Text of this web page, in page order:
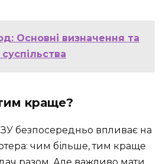
Основні визначення та
краще?
ОЗУ безпосередньо впливає на
чим більше, тим краще